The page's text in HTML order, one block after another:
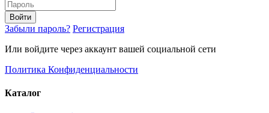
Войти
Забыли пароль? Регистрация
Или войдите через аккаунт вашей социальной сети
Политика Конфиденциальности
Каталог